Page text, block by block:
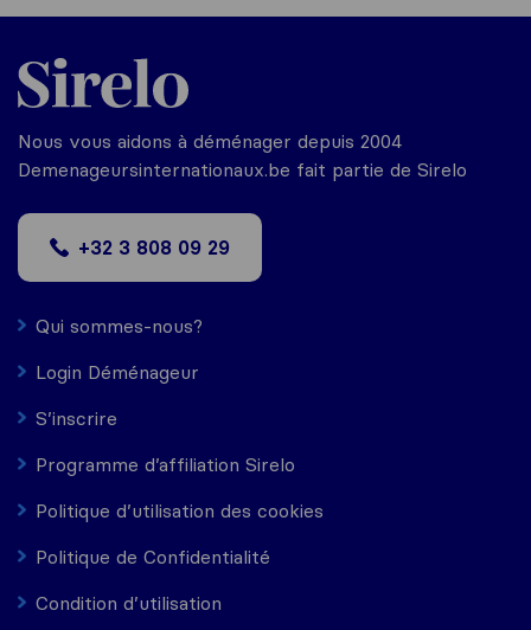
Nous vous aidons à déménager depuis 2004
Demenageursinternationaux.be fait partie de Sirelo
+32 3 808 09 29
Qui sommes-nous?
Login Déménageur
S’inscrire
Programme d’affiliation Sirelo
Politique d’utilisation des cookies
Politique de Confidentialité
Condition d’utilisation